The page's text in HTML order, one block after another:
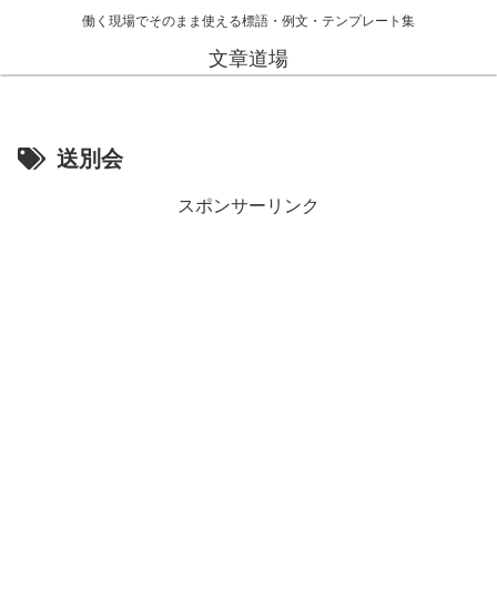
働く現場でそのまま使える標語・例文・テンプレート集
文章道場
送別会
スポンサーリンク